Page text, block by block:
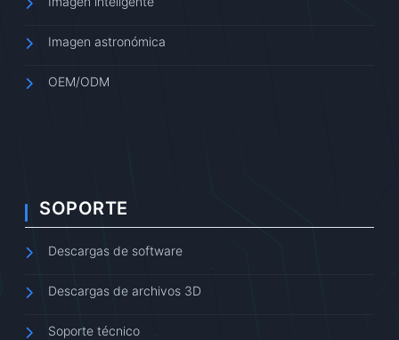
Imagen astronómica
OEM/ODM
SOPORTE
Descargas de software
Descargas de archivos 3D
Soporte técnico